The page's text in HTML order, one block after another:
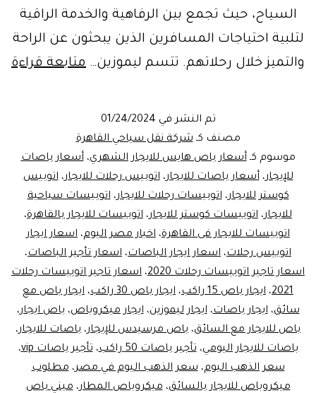
السياح، حيث تجمع بين الرفاهية والخدمة الراقية
لتلبية احتياجات المسافرين الذين يبحثون عن الراحة
والتميز خلال رحلاتهم. تتسم ليموزين… متابعة قراءة
تم النشر في 01/24/2024
مصنف كـشركة نقل سياحي القاهرة
موسوم كـأسعار باص هايس للايجار الشهري،أسعار باصات
للإيجار،أسعار باصات للايجار،اتوبيس رحلات للايجار،اتوبيس
كوستر للايجار،اتوبيسات رحلات للايجار،اتوبيسات سياحية
للايجار، اتوبيسات كوستر للايجار، اتوبيسات للايجار بالقاهرة،
اتوبيسات للايجار فى القاهرة، اخبار مصر اليوم، اسعار ايجار
اتوبيس رحلات، اسعار ايجار الباصات، اسعار تأجير الباصات،
اسعار تاجير اتوبيسات رحلات 2020
، اسعار تاجير اتوبيسات رحلات
2021، ايجار باص 15 راكب ، ايجار باص 30 راكب ، ايجار باص مع
سائق،ايجار باصات،ايجار ليموزين،ايجار ميكروباص،باص ايجار،
باص للايجار مع السائق، باص مرسيدس للإيجار، باصات للايجار،
باصات للايجار اليومي،تأجير باصات 50 راكب ،تأجير باصات vip
،
سعر الذهب اليوم،سعر الذهب اليوم في مصر،مطلوب
ميكروباص للايجار بالسائق،ميكروباص المطار،ميني باص